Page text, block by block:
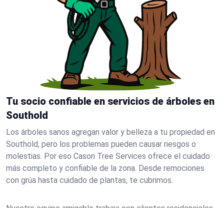
Tu socio confiable en servicios de árboles en
Southold
Los árboles sanos agregan valor y belleza a tu propiedad en
Southold, pero los problemas pueden causar riesgos o
molestias. Por eso Cason Tree Services ofrece el cuidado
más completo y confiable de la zona. Desde remociones
con grúa hasta cuidado de plantas, te cubrimos.